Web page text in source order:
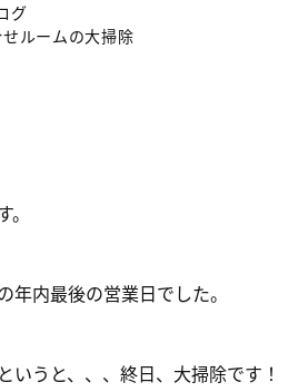
グ
ルームの大掃除
年内最後の営業日でした。
いうと、、、終日、大掃除です！